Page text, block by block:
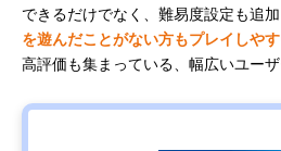
できるだけでなく、難易度設定も追加
を遊んだことがない方もプレイしや
高評価も集まっている、幅広いユー